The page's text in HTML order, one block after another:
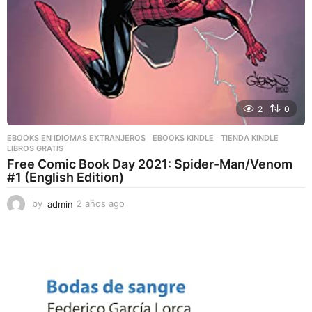
2 0
EBOOKS EN IDIOMAS EXTRANJEROS ,EBOOKS KINDLE ,TIENDA KINDLE
LIBROS GRATIS
Free Comic Book Day 2021: Spider-Man/Venom
#1 (English Edition)
by admin 2 años ago
g
o